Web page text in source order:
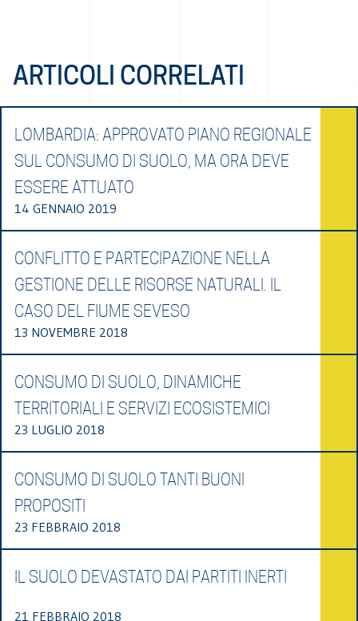
ARTICOLI CORRELATI
LOMBARDIA: APPROVATO PIANO REGIONALE
SUL CONSUMO DI SUOLO, MA ORA DEVE
ESSERE ATTUATO
14 GENNAIO 2019
CONFLITTO E PARTECIPAZIONE NELLA
GESTIONE DELLE RISORSE NATURALI. IL
CASO DEL FIUME SEVESO
13 NOVEMBRE 2018
CONSUMO DI SUOLO, DINAMICHE
TERRITORIALI E SERVIZI ECOSISTEMICI
23 LUGLIO 2018
CONSUMO DI SUOLO TANTI BUONI
PROPOSITI
23 FEBBRAIO 2018
IL SUOLO DEVASTATO DAI PARTITI INERTI
21 FEBBRAIO 2018